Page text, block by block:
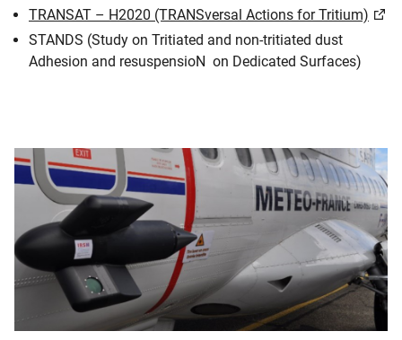
TRANSAT – H2020 (TRANSversal Actions for Tritium)
STANDS (Study on Tritiated and non-tritiated dust
Adhesion and resuspensioN on Dedicated Surfaces)